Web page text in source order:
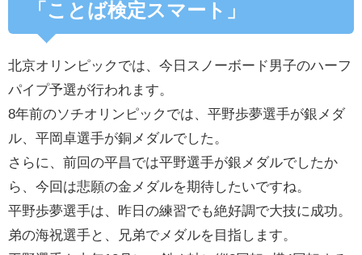
「ことば検定スマート」
北京オリンピックでは、今日スノーボード男子のハーフ
パイプ予選が行われます。
8年前のソチオリンピックでは、平野歩夢選手が銀メダ
ル、平岡卓選手が銅メダルでした。
さらに、前回の平昌では平野選手が銀メダルでしたか
ら、今回は悲願の金メダルを期待したいですね。
平野歩夢選手は、昨日の練習でも絶好調で大技に成功。
弟の海祝選手と、兄弟でメダルを目指します。